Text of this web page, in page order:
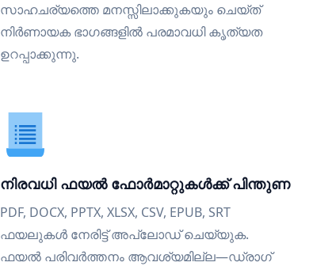
സാഹചര്യത്തെ മനസ്സിലാക്കുകയും ചെയ്ത്
നിർണായക ഭാഗങ്ങളിൽ പരമാവധി കൃത്യത
ഉറപ്പാക്കുന്നു.
നിരവധി ഫയൽ ഫോർമാറ്റുകൾക്ക് പിന്തുണ
PDF, DOCX, PPTX, XLSX, CSV, EPUB, SRT
ഫയലുകൾ നേരിട്ട് അപ്‌ലോഡ് ചെയ്യുക.
ഫയൽ പരിവർത്തനം ആവശ്യമില്ല—ഡ്രാഗ്